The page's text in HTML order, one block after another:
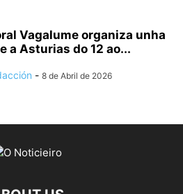
Vagalume organiza unha
a Asturias do 12 ao...
- 8 de Abril de 2026